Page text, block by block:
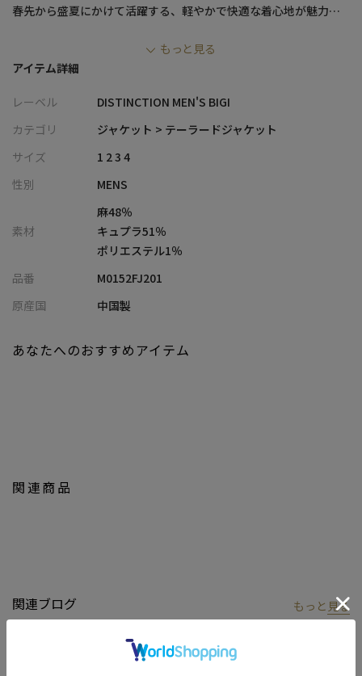
春先から盛夏にかけて活躍する、軽やかで快適な着心地が魅力の
し、DRYタッチ感があり、涼しげな着用感を提供します。市松柄ジ
ャガード素材が、シンプルながらも洗練された印象を与え、リゾ
余分な付属物を省き、着用時のストレスを感じさせません。軽量
で機能的、そしてデザインにもこだわった一着です。
【素材/デザイン】
強撚加工によって仕上げられたこの素材は、乾いたタッチが特徴
です。市松柄のジャガード編みが施され、シンプルでありながら
個性的なデザインを演出します。コットンとキュプラの混紡によ
る独特な風合いが、春夏に最適な清涼感を感じさせます。
【シルエット】
シンプルでありながらもリゾートにぴったりなリラックス感を持
ルエットが特徴です。
なしです。
【DISTINCTION MENS BIGI】
もっと見る
アイテム詳細
レーベル
DISTINCTION MEN'S BIGI
カテゴリ
ジャケット > テーラードジャケット
サイズ
1 2 3 4
性別
MENS
素材
麻48％
キュプラ51％
ポリエステル1％
品番
M0152FJ201
原産国
中国製
関連商品
あなたへのおすすめアイテム
関連ブログ もっと 見る